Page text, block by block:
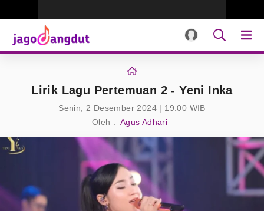
Lirik Lagu Pertemuan 2 - Yeni Inka
Senin, 2 Desember 2024 | 19:00 WIB
Oleh : Agus Adhari